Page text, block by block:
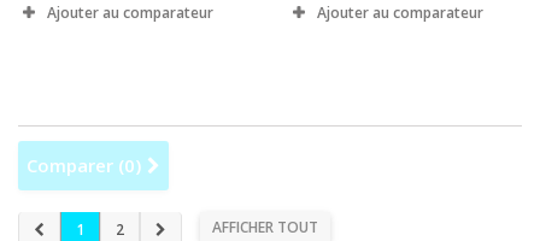
Ajouter au comparateur
Ajouter au comparateur
Comparer (0)
AFFICHER TOUT
1 2